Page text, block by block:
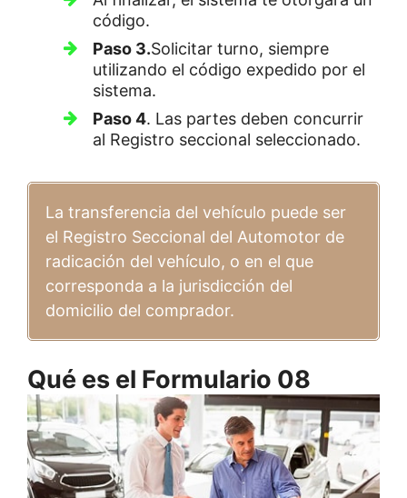
código.
Paso 3.Solicitar turno, siempre
utilizando el código expedido por el
sistema.
Paso 4. Las partes deben concurrir
al Registro seccional seleccionado.
La transferencia del vehículo puede ser
el Registro Seccional del Automotor de
radicación del vehículo, o en el que
corresponda a la jurisdicción del
domicilio del comprador.
Qué es el Formulario 08